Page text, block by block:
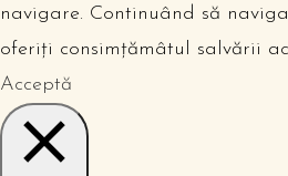
navigare. Continuând să
oferiți consimțămâtul salvării
Acceptă